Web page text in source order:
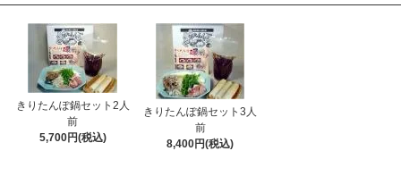
きりたんぽ鍋セット2人
前
5,700円(税込)
きりたんぽ鍋セット3人
前
8,400円(税込)